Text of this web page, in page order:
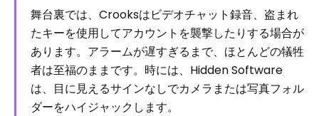
舞台裏では、Crooksはビデオチャット録音、盗まれ
たキーを使用してアカウントを襲撃したりする場合が
あります。アラームが遅すぎるまで、ほとんどの犠牲
者は至福のままです。時には、Hidden Software
は、目に見えるサインなしでカメラまたは写真フォル
ダーをハイジャックします。